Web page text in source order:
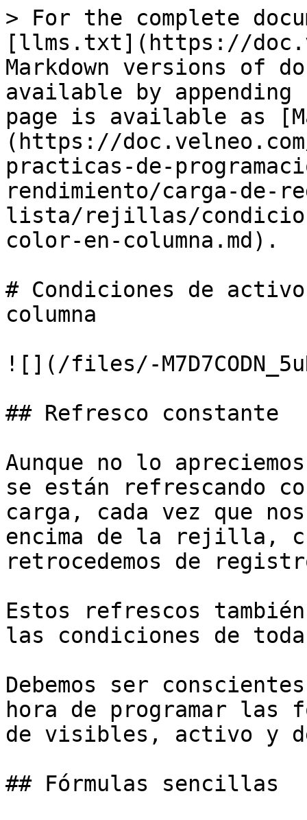
> For the complete
[llms.txt](https://
Markdown versions of
available by
page is available as
(https://
practicas-de-
rendimiento/carga-de-
lista/rejillas/
color-en-columna.md).
# Condiciones de
columna
![](/files/-
## Refresco constante
Aunque no lo
se están refrescando
carga, cada vez que
encima de la rejilla,
retrocedemos de
Estos refrescos
las condiciones de
Debemos ser
hora de programar las
de visibles, activo y
## Fórmulas sencillas